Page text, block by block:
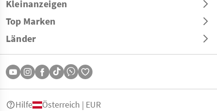
Kleinanzeigen
Top Marken
Länder
Hilfe Österreich | EUR